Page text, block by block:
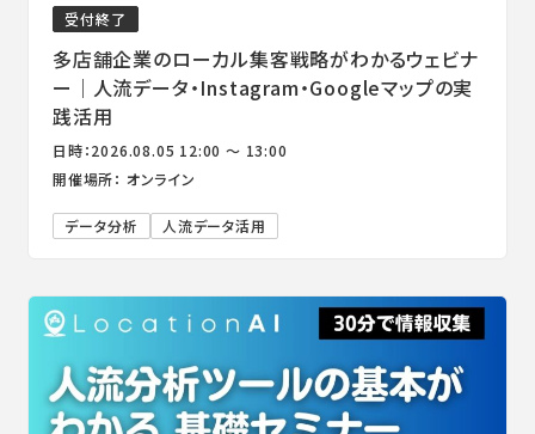
受付終了
多店舗企業のローカル集客戦略がわかるウェビナ
ー｜人流データ・Instagram・Googleマップの実
践活用
日時：2026.08.05 12:00 ～ 13:00
開催場所： オンライン
データ分析 人流データ活用